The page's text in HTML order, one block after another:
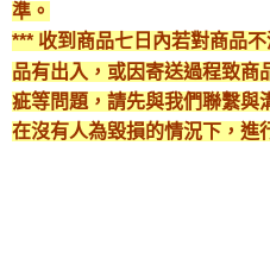
準。
*** 收到商品七日內若對商品
品有出入，或因寄送過程致商
疵等問題，請先與我們聯繫與
在沒有人為毀損的情況下，進